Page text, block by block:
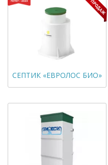
СЕПТИК «ЕВРОЛОС БИО»